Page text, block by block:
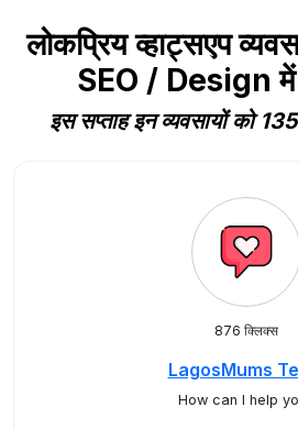
लोकप्रिय व्हाट्सएप
SEO / Design
इस सप्ताह इन व्यवसायों को
876 क्लिक्स
LagosMums
How can I help